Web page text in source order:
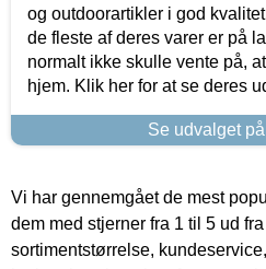
og outdoorartikler i god
de fleste af deres varer er på
normalt ikke skulle vente på,
hjem. Klik her for at se deres
Se udvalget
Vi har gennemgået de mest
dem med stjerner fra 1 til 5 ud
sortimentstørrelse,